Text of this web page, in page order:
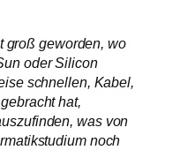
groß geworden, wo
oder Silicon
schnellen, Kabel,
hat,
was von
noch